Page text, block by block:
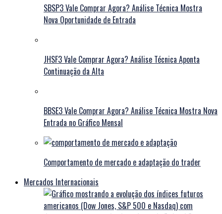
SBSP3 Vale Comprar Agora? Análise Técnica Mostra
Nova Oportunidade de Entrada
JHSF3 Vale Comprar Agora? Análise Técnica Aponta
Continuação da Alta
BBSE3 Vale Comprar Agora? Análise Técnica Mostra Nova
Entrada no Gráfico Mensal
Comportamento de mercado e adaptação do trader
Mercados Internacionais